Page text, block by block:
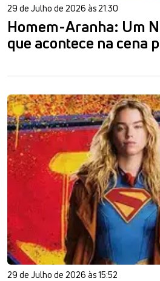
29 de Julho de 2026 às 21:30
Homem-Aranha: Um
que acontece na cena
29 de Julho de 2026 às 15:52